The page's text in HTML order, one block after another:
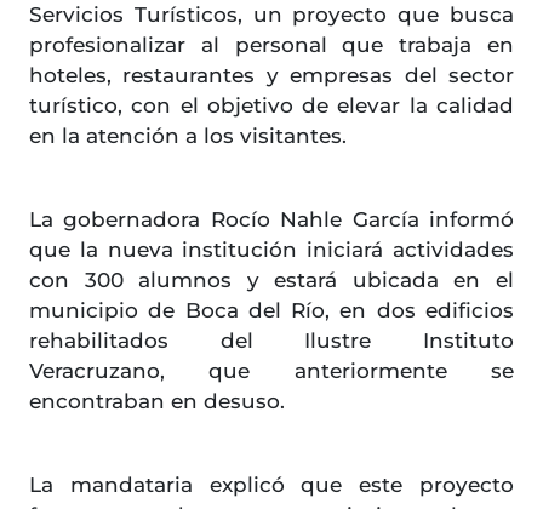
Servicios Turísticos, un proyecto que busca
profesionalizar al personal que trabaja en
hoteles, restaurantes y empresas del sector
turístico, con el objetivo de elevar la calidad
en la atención a los visitantes.
La gobernadora Rocío Nahle García informó
que la nueva institución iniciará actividades
con 300 alumnos y estará ubicada en el
municipio de Boca del Río, en dos edificios
rehabilitados del Ilustre Instituto
Veracruzano, que anteriormente se
encontraban en desuso.
La mandataria explicó que este proyecto